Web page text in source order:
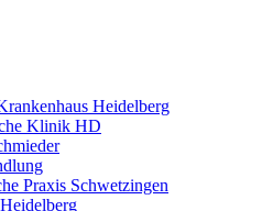
Heidelberg
Klinik HD
Praxis Schwetzingen